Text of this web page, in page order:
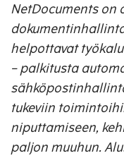
NetDocuments
helpottavat
– palkitusta
tukeviin
niputtamiseen,
paljon muuhun.